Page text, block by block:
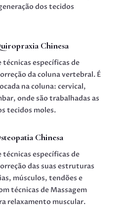
dos tecidos
Chinesa
técnicas específicas de
da coluna vertebral. É
na coluna: cervical,
onde são trabalhadas as
tecidos moles.
Chinesa
técnicas específicas de
das suas estruturas
músculos, tendões e
técnicas de Massagem
relaxamento muscular.